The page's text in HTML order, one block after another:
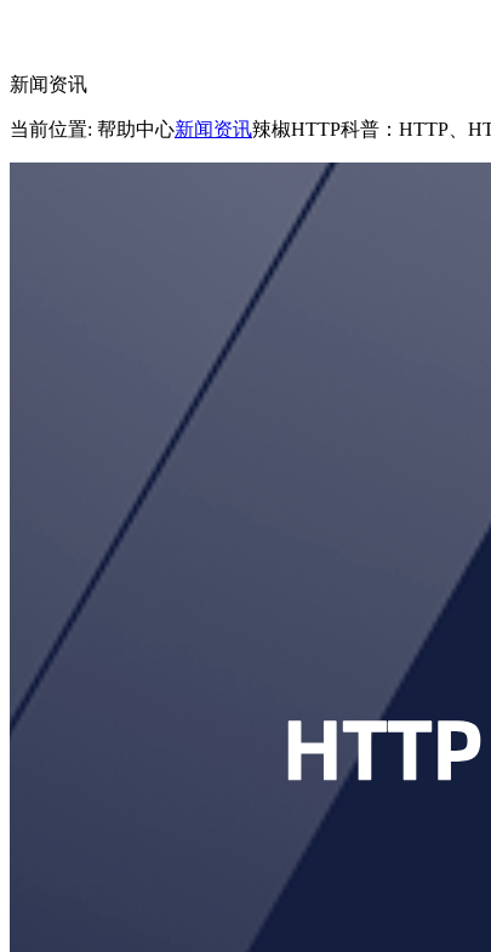
新闻资讯
当前位置: 帮助中心新闻资讯辣椒HTTP科普：HTTP、